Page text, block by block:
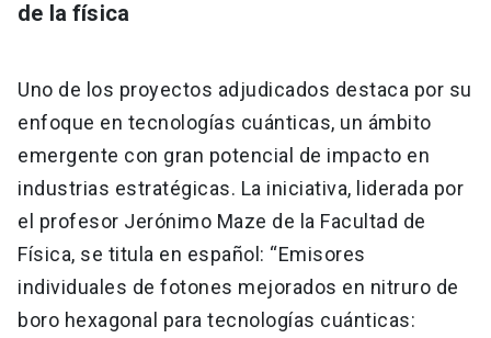
de la física
Uno de los proyectos adjudicados destaca por su
enfoque en tecnologías cuánticas, un ámbito
emergente con gran potencial de impacto en
industrias estratégicas. La iniciativa, liderada por
el profesor Jerónimo Maze de la Facultad de
Física, se titula en español: “Emisores
individuales de fotones mejorados en nitruro de
boro hexagonal para tecnologías cuánticas: